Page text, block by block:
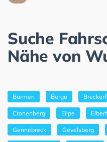
Suche
Nähe von
Barmen Berge
Cronenberg Eilpe
Gennebreck Gevelsberg